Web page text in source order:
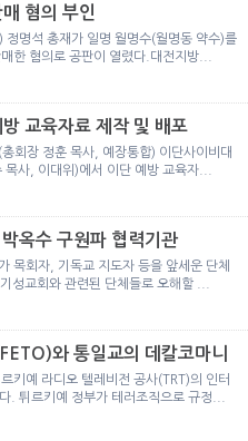
혐의 부인
정명석 총재가 일명 월명수(월명동 약수)를
한 혐의로 공판이 열렸다.대전지방...
교육자료 제작 및 배포
회장 정훈 목사, 예장통합) 이단사이비대
목사, 이대위)에서 이단 예방 교육자...
옥수 구원파 협력기관
목회자, 기독교 지도자 등을 앞세운 단체
성교회와 관련된 단체들로 오해할 ...
와 통일교의 데칼코마니
키예 라디오 텔레비전 공사(TRT)의 인터
. 튀르키예 정부가 테러조직으로 규정...